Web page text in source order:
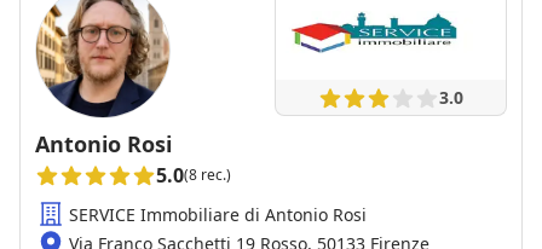
3.0
Antonio Rosi
5.0(8 rec.)
SERVICE Immobiliare di Antonio Rosi
Via Franco Sacchetti 19 Rosso, 50133 Firenze